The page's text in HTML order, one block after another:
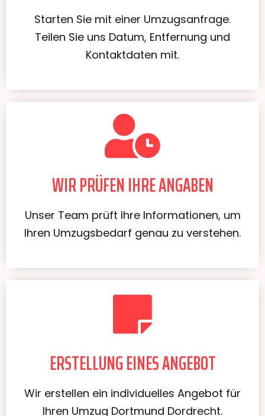
Starten Sie mit einer Umzugsanfrage.
Teilen Sie uns Datum, Entfernung und
Kontaktdaten mit.
WIR PRÜFEN IHRE ANGABEN
Unser Team prüft Ihre Informationen, um
Ihren Umzugsbedarf genau zu verstehen.
ERSTELLUNG EINES ANGEBOT
Wir erstellen ein individuelles Angebot für
Ihren Umzug Dortmund Dordrecht.